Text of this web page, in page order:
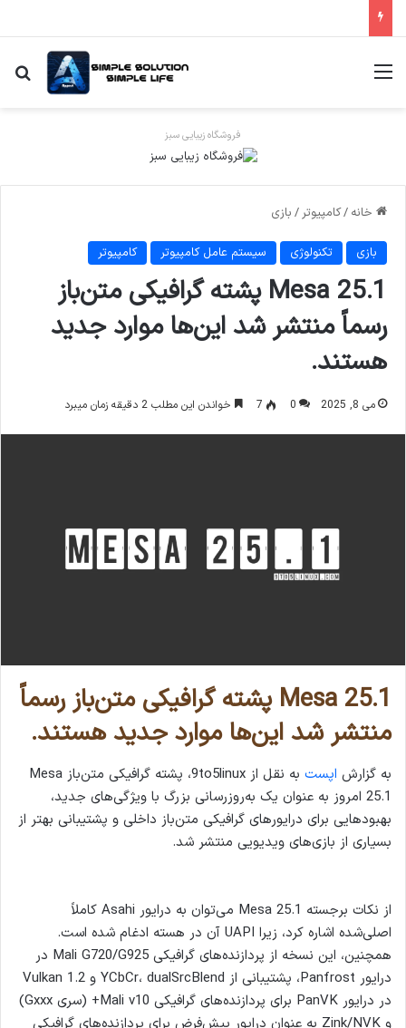
منو
فروشگاه زیبایی سبز
خانه /کامپیوتر/ بازی
بازی تکنولوژی سیستم عامل کامپیوتر کامپیوتر
Mesa 25.1 پشته گرافیکی متن‌باز
رسماً منتشر شد این‌ها موارد جدید
هستند.
می 8, 2025 0
7 خواندن این مطلب 2 دقیقه زمان میبرد
Mesa 25.1 پشته گرافیکی متن‌باز رسماً
منتشر شد این‌ها موارد جدید هستند.
به گزارش اپست
به نقل از 9to5linux، پشته گرافیکی متن‌باز Mesa
25.1 امروز به عنوان یک به‌روزرسانی بزرگ با ویژگی‌های جدید،
بهبودهایی برای درایورهای گرافیکی متن‌باز داخلی و پشتیبانی بهتر از
بسیاری از بازی‌های ویدیویی منتشر شد.
از نکات برجسته Mesa 25.1 می‌توان به درایور Asahi کاملاً
اصلی‌شده اشاره کرد، زیرا UAPI آن در هسته ادغام شده است.
همچنین، این نسخه از پردازنده‌های گرافیکی Mali G720/G925 در
درایور Panfrost، پشتیبانی از YCbCr، dualSrcBlend و Vulkan 1.2
در درایور PanVK برای پردازنده‌های گرافیکی Mali v10+ (سری Gxxx)
و Zink/NVK به عنوان درایور پیش‌فرض برای پردازنده‌های گرافیکی